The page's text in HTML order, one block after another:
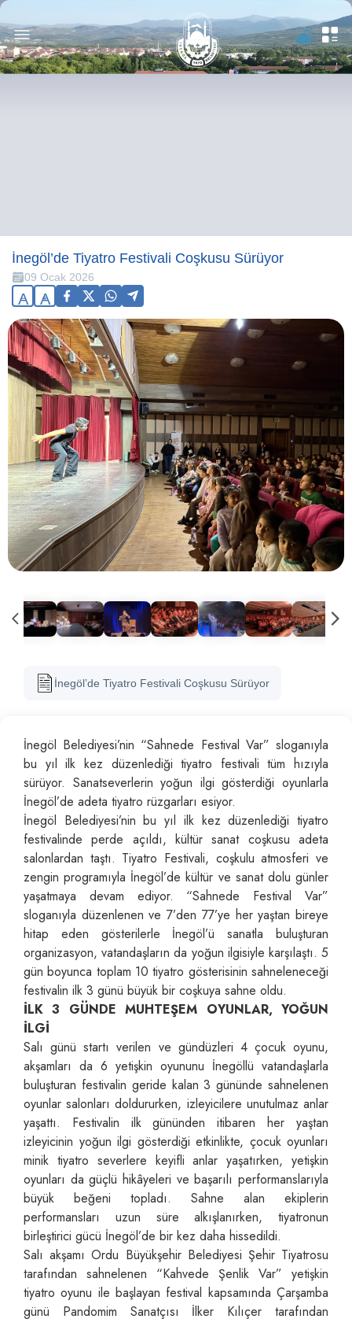
İnegöl’de Tiyatro Festivali Coşkusu Sürüyor
09 Ocak 2026
A A
İnegöl’de Tiyatro Festivali Coşkusu Sürüyor
İnegöl Belediyesi’nin “Sahnede Festival Var” sloganıyla
bu yıl ilk kez düzenlediği tiyatro festivali tüm hızıyla
sürüyor. Sanatseverlerin yoğun ilgi gösterdiği oyunlarla
İnegöl’de adeta tiyatro rüzgarları esiyor.
İnegöl Belediyesi’nin bu yıl ilk kez düzenlediği tiyatro
festivalinde perde açıldı, kültür sanat coşkusu adeta
salonlardan taştı. Tiyatro Festivali, coşkulu atmosferi ve
zengin programıyla İnegöl’de kültür ve sanat dolu günler
yaşatmaya devam ediyor. “Sahnede Festival Var”
sloganıyla düzenlenen ve 7’den 77’ye her yaştan bireye
hitap eden gösterilerle İnegöl’ü sanatla buluşturan
organizasyon, vatandaşların da yoğun ilgisiyle karşılaştı. 5
gün boyunca toplam 10 tiyatro gösterisinin sahneleneceği
festivalin ilk 3 günü büyük bir coşkuya sahne oldu.
İLK 3 GÜNDE MUHTEŞEM OYUNLAR, YOĞUN
İLGİ
Salı günü startı verilen ve gündüzleri 4 çocuk oyunu,
akşamları da 6 yetişkin oyununu İnegöllü vatandaşlarla
buluşturan festivalin geride kalan 3 gününde sahnelenen
oyunlar salonları doldururken, izleyicilere unutulmaz anlar
yaşattı. Festivalin ilk gününden itibaren her yaştan
izleyicinin yoğun ilgi gösterdiği etkinlikte, çocuk oyunları
minik tiyatro severlere keyifli anlar yaşatırken, yetişkin
oyunları da güçlü hikâyeleri ve başarılı performanslarıyla
büyük beğeni topladı. Sahne alan ekiplerin
performansları uzun süre alkışlanırken, tiyatronun
birleştirici gücü İnegöl’de bir kez daha hissedildi.
Salı akşamı Ordu Büyükşehir Belediyesi Şehir Tiyatrosu
tarafından sahnelenen “Kahvede Şenlik Var” yetişkin
tiyatro oyunu ile başlayan festival kapsamında Çarşamba
günü Pandomim Sanatçısı İlker Kılıçer tarafından